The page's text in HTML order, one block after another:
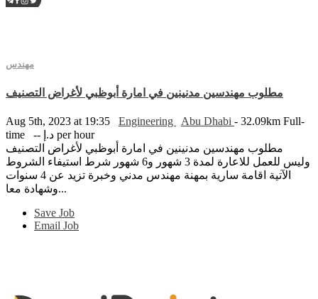
مهندس
مطلوب مهندسين مدنينين في امارة أبوظبي لأغراض التصنيف
Aug 5th, 2023 at 19:35 Engineering Abu Dhabi - 32.09km Full-
time
-- د.إ per hour
مطلوب مهندسين مدنينين في امارة أبوظبي لأغراض التصنيف
وليس للعمل للاعارة لمدة 3 شهور و6 شهور شرط استيفاء الشروط
الآتية اقامة سارية بمهنة مهندس مدني وخبرة تزيد عن 4 سنوات
وشهادة معا...
Save Job
Email Job